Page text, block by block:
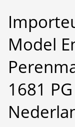
Model
1681